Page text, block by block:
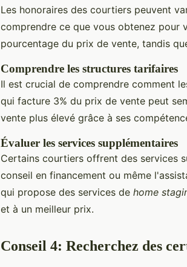
Les honoraires des courtiers peuvent
comprendre ce que vous obtenez
pourcentage du prix de vente, tandis
Comprendre les structures tarifaires
Il est crucial de comprendre comment
qui facture 3% du prix de vente peut
vente plus élevé grâce à ses
Évaluer les services supplémentaires
Certains courtiers offrent des services
conseil en financement ou même
qui propose des services de home
et à un meilleur prix.
Conseil 4: Recherchez des